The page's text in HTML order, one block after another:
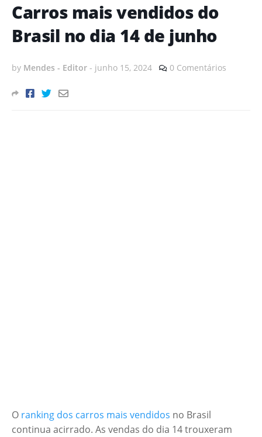
Carros mais vendidos do
Brasil no dia 14 de junho
by Mendes - Editor - junho 15, 2024 0 Comentários
O ranking dos carros mais vendidos no Brasil
continua acirrado. As vendas do dia 14 trouxeram